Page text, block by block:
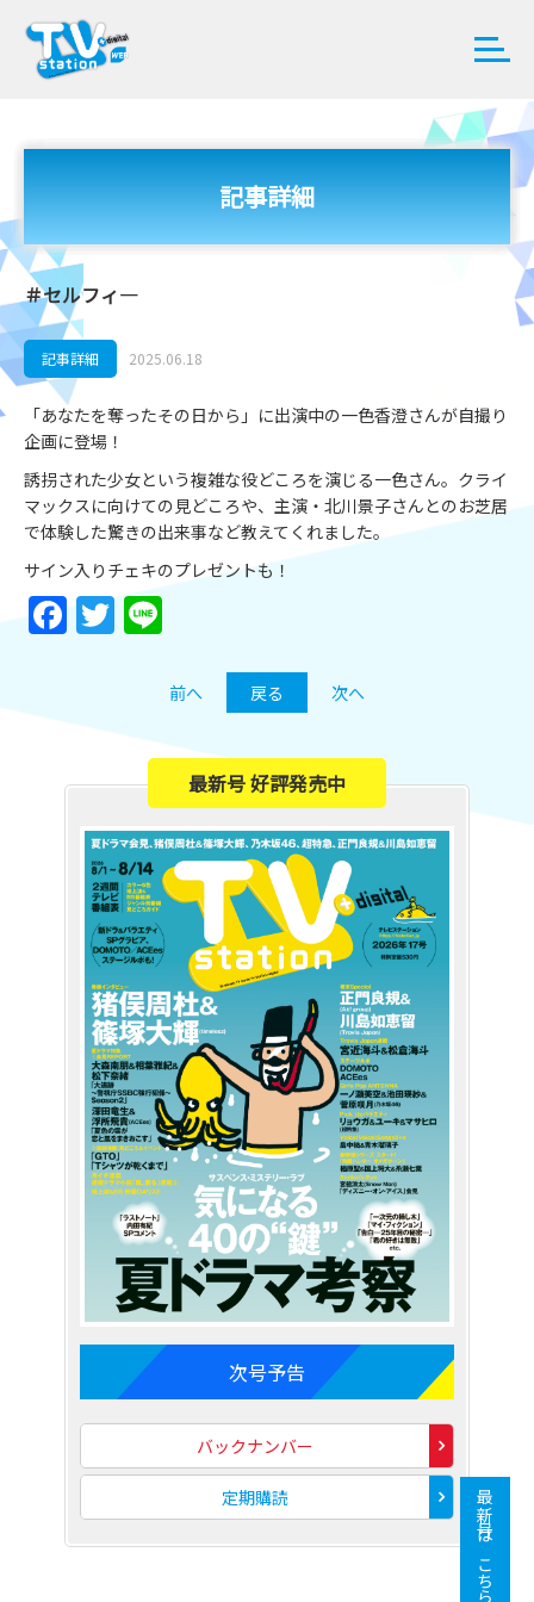
記事詳細
＃セルフィ―
記事詳細 2025.06.18
「あなたを奪ったその日から」に出演中の一色香澄さんが自撮り
企画に登場！
誘拐された少女という複雑な役どころを演じる一色さん。クライ
マックスに向けての見どころや、主演・北川景子さんとのお芝居
で体験した驚きの出来事など教えてくれました。
サイン入りチェキのプレゼントも！
Facebook
Twitter
前へ 戻る 次へ
最新号 好評発売中
次号予告
バックナンバー
定期購読 最新号はこちら